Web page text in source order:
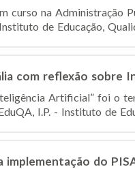
curso na Administração
de Educação,
com reflexão sobre
Artificial” foi o
I.P. - Instituto de
implementação do